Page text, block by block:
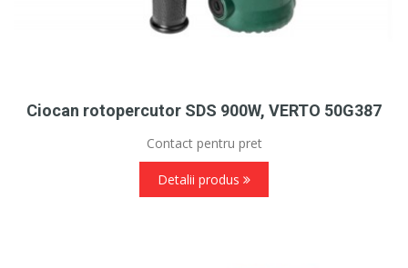
Ciocan rotopercutor SDS 900W, VERTO 50G387
Contact pentru pret
Detalii produs